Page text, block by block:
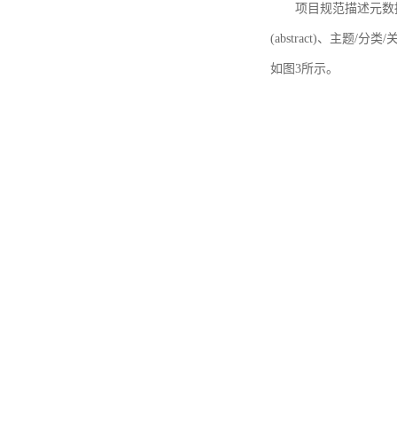
项目规范描述元
(abstract)、主题/分类/
如图3所示。